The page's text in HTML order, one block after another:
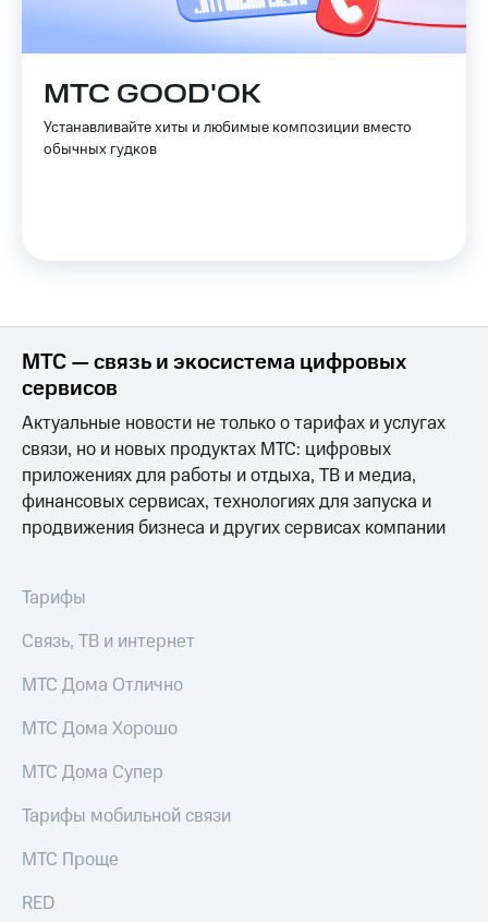
Скидка 30%
МТС
МТС
Накопления
переводы
Пополнить
номер
Настройки
автоплатежа
Пополнить
номер
интернета
и
Переводы
с
на карту
МТС Pay
Оплата
товаров
Скидки
до 40%
МТС GOOD'OK
Устанавливайте хиты и любимые композиции вместо
обычных гудков
МТС — связь и экосистема цифровых
сервисов
Актуальные новости не только о тарифах и услугах
связи, но и новых продуктах МТС: цифровых
приложениях для работы и отдыха, ТВ и медиа,
финансовых сервисах, технологиях для запуска и
продвижения бизнеса и других сервисах компании
Тарифы
Связь, ТВ и интернет
МТС Дома Отлично
МТС Дома Хорошо
МТС Дома Супер
Тарифы мобильной связи
МТС Проще
RED